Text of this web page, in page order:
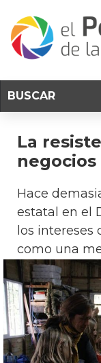
La
Hace
estatal en el
los intereses
como una